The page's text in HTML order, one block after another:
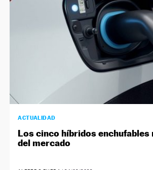
ACTUALIDAD
Los cinco híbridos enchufables
del mercado